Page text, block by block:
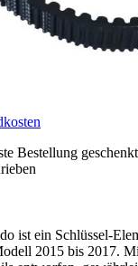
Bestellung geschenkt
ist ein Schlüssel-
2015 bis 2017.